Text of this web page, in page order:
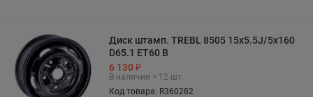
Диск штамп. TREBL 8505 15x5.5J/5x160
D65.1 ET60 B
6 130 ₽
В наличии > 12 шт.
Код товара: R360282